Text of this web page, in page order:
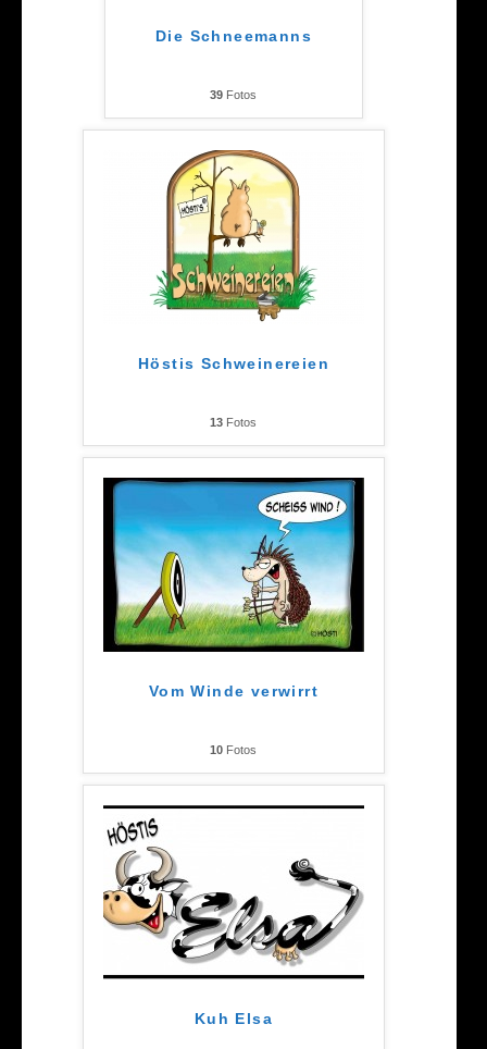
Die Schneemanns
39 Fotos
Höstis Schweinereien
13 Fotos
Vom Winde verwirrt
10 Fotos
Kuh Elsa